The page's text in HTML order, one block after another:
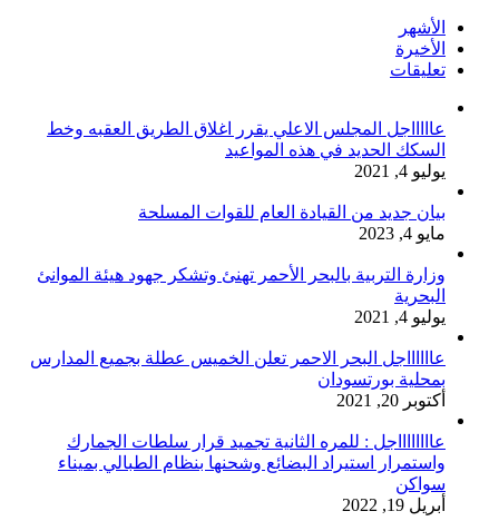
الأشهر
الأخيرة
تعليقات
عاااااجل المجلس الاعلي يقرر اغلاق الطريق العقبه وخط
السكك الحديد في هذه المواعيد
يوليو 4, 2021
بيان جديد من القيادة العام للقوات المسلحة
مايو 4, 2023
وزارة التربية بالبحر الأحمر تهنئ وتشكر جهود هيئة الموانئ
البحرية
يوليو 4, 2021
عااااااجل البحر الاحمر تعلن الخميس عطلة بجميع المدارس
بمحلية بورتسودان
أكتوبر 20, 2021
عااااااااجل : للمره الثانية تجميد قرار سلطات الجمارك
واستمرار استيراد البضائع وشحنها بنظام الطبالي بميناء
سواكن
أبريل 19, 2022